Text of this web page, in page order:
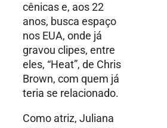
cênicas e, aos 22
anos, busca espaço
nos EUA, onde já
gravou clipes, entre
eles, “Heat”, de Chris
Brown, com quem já
teria se relacionado.
Como atriz, Juliana